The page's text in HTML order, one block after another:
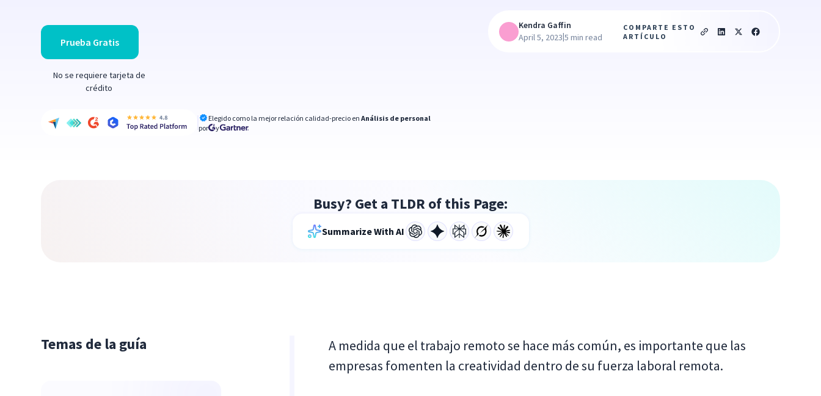
Prueba Gratis
No se requiere tarjeta de
crédito
Elegido como la mejor relación calidad-precio enAnálisis de personal
por
y
Kendra Gaffin
April 5, 2023|5 min read
COMPARTE ESTO
ARTÍCULO
Busy? Get a TLDR of this Page:
Summarize With AI
Temas de la guía
A medida que el trabajo remoto se hace más común, es importante que las
empresas fomenten la creatividad dentro de su fuerza laboral remota.